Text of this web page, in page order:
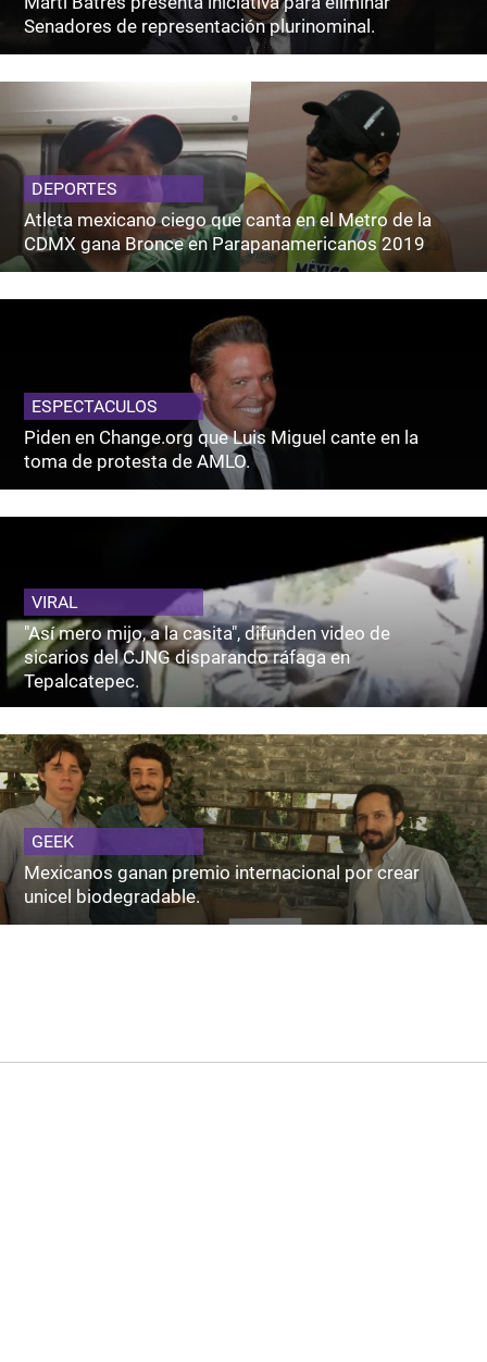
Senadores de representación plurinominal.
DEPORTES
Atleta mexicano ciego que canta en el Metro de la
CDMX gana Bronce en Parapanamericanos 2019
ESPECTACULOS
Piden en Change.org que Luis Miguel cante en la
toma de protesta de AMLO.
VIRAL
"Así mero mijo, a la casita", difunden video de
sicarios del CJNG disparando ráfaga en
Tepalcatepec.
GEEK
Mexicanos ganan premio internacional por crear
unicel biodegradable.